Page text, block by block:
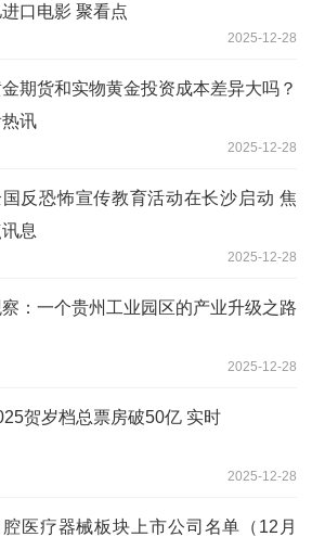
口电影 聚看点
2025-12-28
期货和实物黄金投资成本差异大吗？
讯
2025-12-28
反恐怖宣传教育活动在长沙启动 焦
息
2025-12-28
：一个贵州工业园区的产业升级之路
2025-12-28
贺岁档总票房破50亿 实时
2025-12-28
腔医疗器械板块上市公司名单（12月